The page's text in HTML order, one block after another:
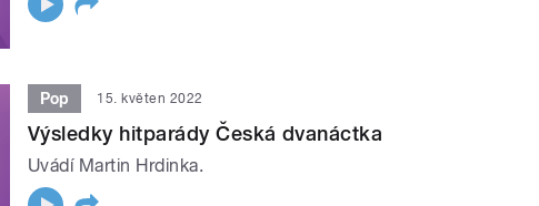
Pop 15. květen 2022
Výsledky hitparády Česká dvanáctka
Uvádí Martin Hrdinka.